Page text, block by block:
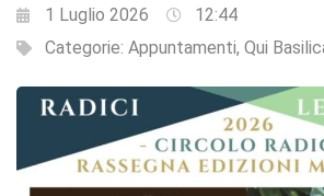
1 Luglio 2026
12:44
Categorie: Appuntamenti, Qui